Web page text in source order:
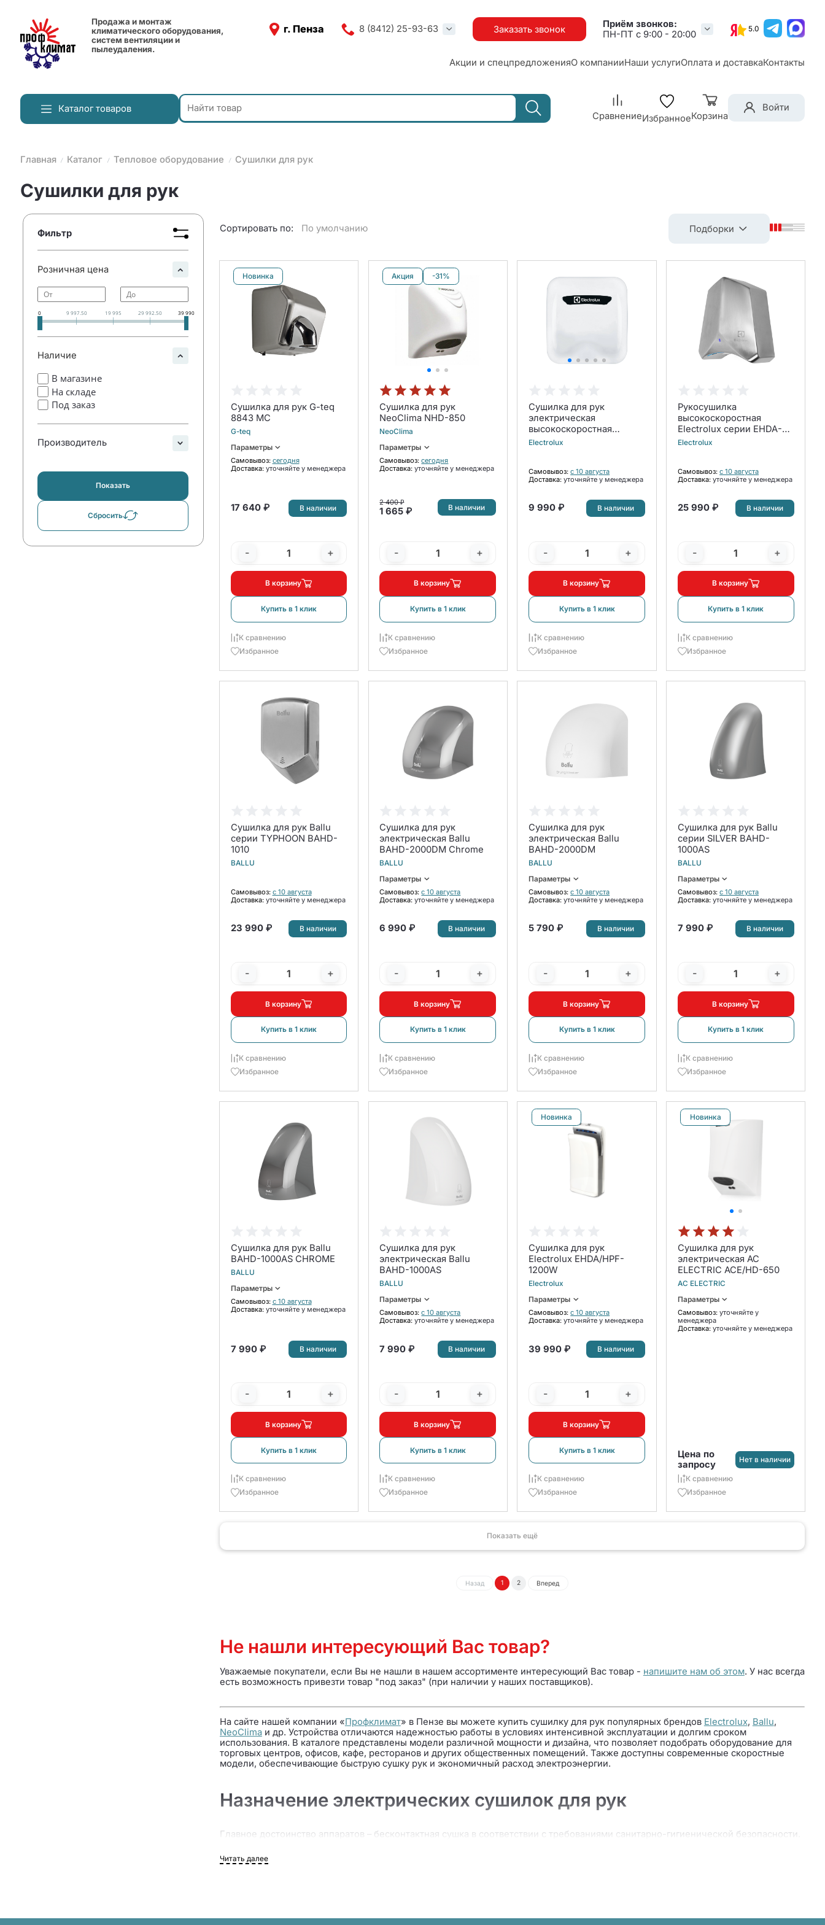
Продажа и монтаж
климатического оборудования,
систем вентиляции и
пылеудаления.
г. Пенза 8 (8412) 25-93-63 Заказать звонок
Приём звонков:
ПН-ПТ с 9:00 - 20:00
5.0
Акции и спецпредложенияО компанииНаши услугиОплата и доставкаКонтакты
Каталог товаров
СравнениеИзбранноеКорзина
Войти
Главная Каталог Тепловое оборудование Сушилки для рук
Сушилки для рук
Фильтр
Розничная цена
0 9 997.50 19 995 29 992.50 39 990
Наличие
В магазине
На складе
Под заказ
Производитель
Показать
Сбросить
Сортировать по: По умолчанию Подборки
Новинка
Сушилка для рук G-teq
8843 MC
G-teq
Параметры
Самовывоз: сегодня
Доставка: уточняйте у менеджера
17 640 ₽ В наличии
- +
В корзину
Купить в 1 клик
К сравнению
Избранное
Акция -31%
Сушилка для рук
NeoClima NHD-850
NeoClima
Параметры
Самовывоз: сегодня
Доставка: уточняйте у менеджера
2 400 ₽
1 665 ₽ В наличии
- +
В корзину
Купить в 1 клик
К сравнению
Избранное
Сушилка для рук
электрическая
высокоскоростная
Electrolux EHDA/HPW-
Electrolux
Самовывоз: с 10 августа
Доставка: уточняйте у менеджера
9 990 ₽ В наличии
- +
В корзину
Купить в 1 клик
К сравнению
Избранное
Рукосушилка
высокоскоростная
Electrolux серии EHDA-
Electrolux
Самовывоз: с 10 августа
Доставка: уточняйте у менеджера
25 990 ₽ В наличии
- +
В корзину
Купить в 1 клик
К сравнению
Избранное
Сушилка для рук Ballu
серии TYPHOON BAHD-
1010
BALLU
Самовывоз: с 10 августа
Доставка: уточняйте у менеджера
23 990 ₽ В наличии
- +
В корзину
Купить в 1 клик
К сравнению
Избранное
Сушилка для рук
электрическая Ballu
BAHD-2000DM Chrome
BALLU
Параметры
Самовывоз: с 10 августа
Доставка: уточняйте у менеджера
6 990 ₽ В наличии
- +
В корзину
Купить в 1 клик
К сравнению
Избранное
Сушилка для рук
электрическая Ballu
BAHD-2000DM
BALLU
Параметры
Самовывоз: с 10 августа
Доставка: уточняйте у менеджера
5 790 ₽ В наличии
- +
В корзину
Купить в 1 клик
К сравнению
Избранное
Сушилка для рук Ballu
серии SILVER BAHD-
1000AS
BALLU
Параметры
Самовывоз: с 10 августа
Доставка: уточняйте у менеджера
7 990 ₽ В наличии
- +
В корзину
Купить в 1 клик
К сравнению
Избранное
Сушилка для рук Ballu
BAHD-1000AS CHROME
BALLU
Параметры
Самовывоз: с 10 августа
Доставка: уточняйте у менеджера
7 990 ₽ В наличии
- +
В корзину
Купить в 1 клик
К сравнению
Избранное
Сушилка для рук
электрическая Ballu
BAHD-1000AS
BALLU
Параметры
Самовывоз: с 10 августа
Доставка: уточняйте у менеджера
7 990 ₽ В наличии
- +
В корзину
Купить в 1 клик
К сравнению
Избранное
Новинка
Сушилка для рук
Electrolux EHDA/HPF-
1200W
Electrolux
Параметры
Самовывоз: с 10 августа
Доставка: уточняйте у менеджера
39 990 ₽ В наличии
- +
В корзину
Купить в 1 клик
К сравнению
Избранное
Новинка
Сушилка для рук
электрическая AC
ELECTRIC ACE/HD-650
AC ELECTRIC
Параметры
Самовывоз: уточняйте у
менеджера
Доставка: уточняйте у менеджера
Цена по
запросу
Нет в наличии
К сравнению
Избранное
Показать ещё
Назад 1 2 Вперед
Не нашли интересующий Вас товар?
Уважаемые покупатели, если Вы не нашли в нашем ассортименте интересующий Вас товар - напишите нам об этом. У нас всегда
есть возможность привезти товар "под заказ" (при наличии у наших поставщиков).
На сайте нашей компании «Профклимат» в Пензе вы можете купить сушилку для рук популярных брендов Electrolux, Ballu,
NeoClimaи др. Устройства отличаются надежностью работы в условиях интенсивной эксплуатации и долгим сроком
использования. В каталоге представлены модели различной мощности и дизайна, что позволяет подобрать оборудование для
торговых центров, офисов, кафе, ресторанов и других общественных помещений. Также доступны современные скоростные
модели, обеспечивающие быструю сушку рук и экономичный расход электроэнергии.
Назначение электрических сушилок для рук
Главное достоинство аппаратов – бесконтактная сушка в соответствии с требованиями санитарно-гигиенической безопасности.
человека и автоматически включающего подачу теплого воздуха. Благодаря автоматическому включению использование
оборудования становится максимально удобным и гигиеничным. Современные сушилки для рук также отличаются низким
Востребованность объясняется не только высокой гигиеничностью, но и возможностью отказаться от использования полотенец.
Читать далее